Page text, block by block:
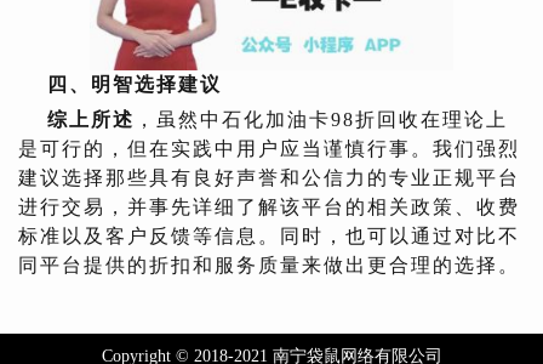
四、明智选择建议
综上所述 ，虽然中石化加油卡98折回收在理论上
是可行的，但在实践中用户应当谨慎行事。我们强烈
建议选择那些具有良好声誉和公信力的专业正规平台
进行交易，并事先详细了解该平台的相关政策、收费
标准以及客户反馈等信息。同时，也可以通过对比不
同平台提供的折扣和服务质量来做出更合理的选择。
Copyright © 2018-2021 南宁袋鼠网络有限公司